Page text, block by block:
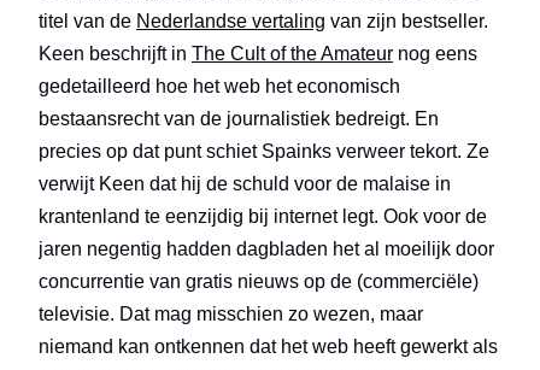
titel van de Nederlandse vertaling van zijn bestseller.
Keen beschrijft in The Cult of the Amateur nog eens
gedetailleerd hoe het web het economisch
bestaansrecht van de journalistiek bedreigt. En
precies op dat punt schiet Spainks verweer tekort. Ze
verwijt Keen dat hij de schuld voor de malaise in
krantenland te eenzijdig bij internet legt. Ook voor de
jaren negentig hadden dagbladen het al moeilijk door
concurrentie van gratis nieuws op de (commerciële)
televisie. Dat mag misschien zo wezen, maar
niemand kan ontkennen dat het web heeft gewerkt als